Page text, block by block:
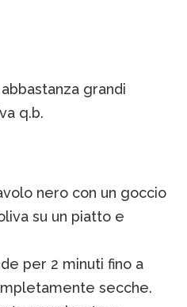
grandi
q.b.
nero con un goccio
su un piatto e
per 2 minuti fino a
secche.